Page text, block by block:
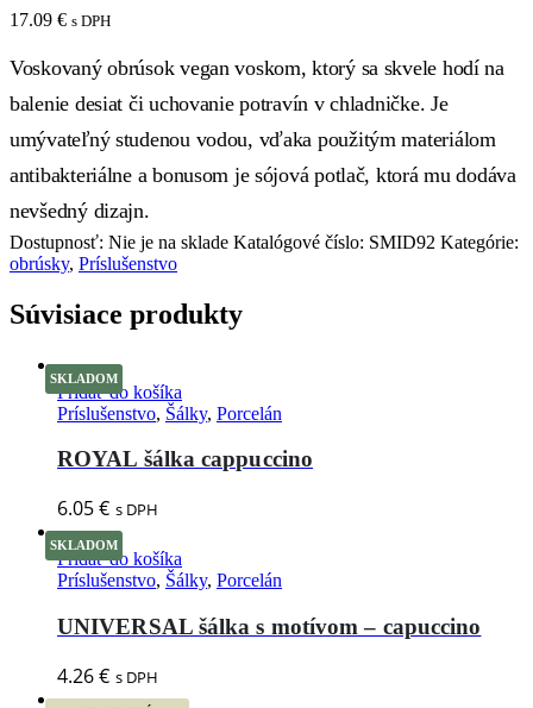
17.09 € s DPH
Voskovaný obrúsok vegan voskom, ktorý sa skvele hodí na
balenie desiat či uchovanie potravín v chladničke. Je
umývateľný studenou vodou, vďaka použitým materiálom
antibakteriálne a bonusom je sójová potlač, ktorá mu dodáva
nevšedný dizajn.
Dostupnosť: Nie je na sklade Katalógové číslo: SMID92 Kategórie:
obrúsky, Príslušenstvo
Súvisiace produkty
SKLADOM
Pridať do košíka
Príslušenstvo, Šálky, Porcelán
ROYAL šálka cappuccino
6.05€ s DPH
SKLADOM
Pridať do košíka
Príslušenstvo, Šálky, Porcelán
UNIVERSAL šálka s motívom – capuccino
4.26€ s DPH